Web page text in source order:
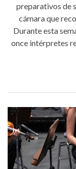
preparativos de
cámara que
Durante esta
once intérpretes